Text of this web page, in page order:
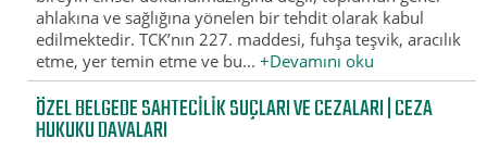
ahlakına ve sağlığına yönelen bir tehdit olarak kabul
edilmektedir. TCK’nın 227. maddesi, fuhşa teşvik, aracılık
etme, yer temin etme ve bu...+Devamını oku
ÖZEL BELGEDE SAHTECILIK SUÇLARI VE CEZALARI | CEZA
HUKUKU DAVALARI